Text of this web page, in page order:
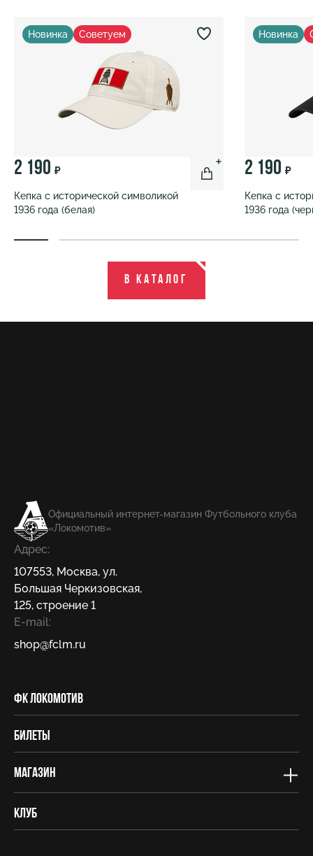
Новинка Советуем
2 190 ₽
Кепка с исторической символикой
1936 года (белая)
Новинка
2 190 ₽
Кепка с
1936 года
В каталог
Официальный интернет-магазин Футбольного клуба
«Локомотив»
Адрес:
107553, Москва, ул.
Большая Черкизовская,
125, строение 1
E-mail:
shop@fсlm.ru
ФК Локомотив
Билеты
Магазин
Клуб